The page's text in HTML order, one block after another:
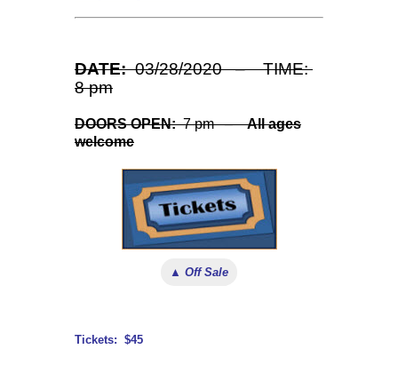
DATE:03/28/2020 – TIME:
8 pm
DOORS OPEN:7 pm –All ages
welcome
▲ Off Sale
Tickets: $45